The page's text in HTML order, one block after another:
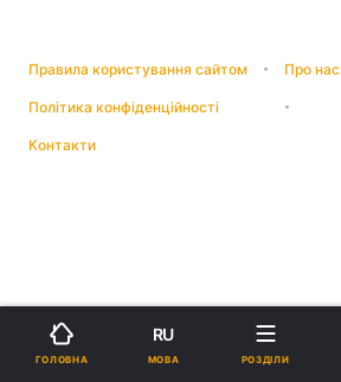
Правила користування сайтом Про нас
Політика конфіденційності
Контакти
ГОЛОВНА
RU
МОВА РОЗДІЛИ